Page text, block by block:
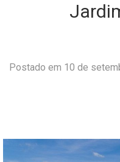
Postado em 10 de